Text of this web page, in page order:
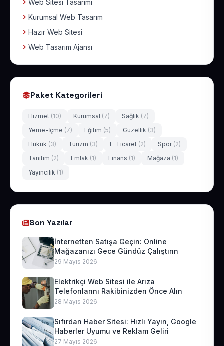
Web Sitesi Tasarımı
Kurumsal Web Tasarım
Hazır Web Sitesi
Web Tasarım Ajansı
Paket Kategorileri
Hizmet (10) Kurumsal (7) Sağlık (7)
Yeme-İçme (7) Eğitim (5) Güzellik (3)
Hukuk (3) Turizm (3) E-Ticaret (2) Spor (2)
Tanıtım (2) Emlak (1) Finans (1) Mağaza (1)
Yayıncılık (1)
Son Yazılar
İnternetten Satışa Geçin: Online
Mağazanızı Gece Gündüz Çalıştırın
29 Mayıs 2026
Elektrikçi Web Sitesi ile Arıza
Telefonlarını Rakibinizden Önce Alın
28 Mayıs 2026
Sıfırdan Haber Sitesi: Hızlı Yayın, Google
Haberler Uyumu ve Reklam Geliri
27 Mayıs 2026